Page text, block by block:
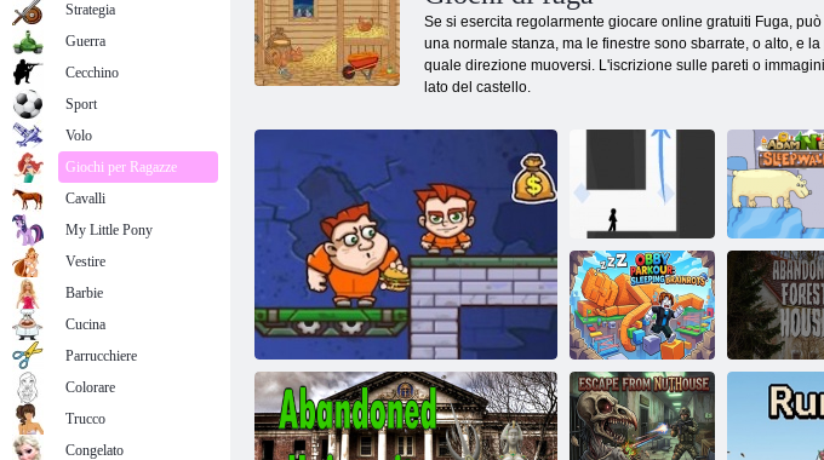
Se si esercita regolarmente giocare online gratuiti Fuga,
una normale stanza, ma le finestre sono sbarrate, o alto, e
quale direzione muoversi. L'iscrizione sulle pareti o
lato del castello.
Vex 3
Adamo ed
Obby Parkour:
Brainrots
addormentati
Strategia
Guerra
Cecchino
Sport
Volo
Giochi per Ragazze
Cavalli
My Little Pony
Vestire
Barbie
Cucina
Parrucchiere
Colorare
Trucco
Congelato